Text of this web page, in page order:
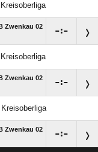
Zwenkau 02
:
Zwenkau 02
:
Zwenkau 02
: